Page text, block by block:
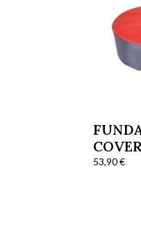
53,90€